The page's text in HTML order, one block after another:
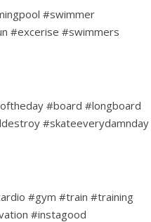
#swimmer
#excerise #swimmers
#board #longboard
#skateeverydamnday
#gym #train #training
#instagood